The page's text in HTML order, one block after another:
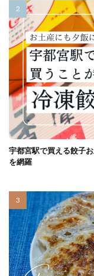
宇都宮駅で買える餃子
を網羅